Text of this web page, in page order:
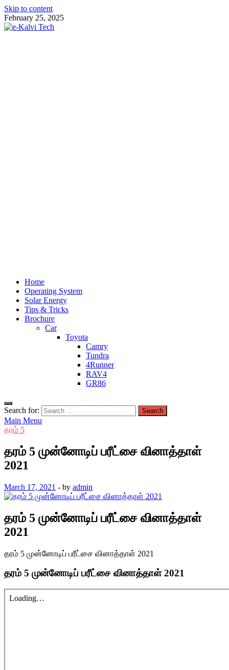
Skip to content
February 25, 2025
Home
Operating System
Solar Energy
Tips & Tricks
Brochure
Car
Toyota
Camry
Tundra
4Runner
RAV4
GR86
Search for:
Main Menu
தரம் 5
தரம் 5 முன்னோடிப் பரீட்சை வினாத்தாள்
2021
March 17, 2021 - by admin
தரம் 5 முன்னோடிப் பரீட்சை வினாத்தாள்
2021
தரம் 5 முன்னோடிப் பரீட்சை வினாத்தாள் 2021
தரம் 5 முன்னோடிப் பரீட்சை வினாத்தாள் 2021